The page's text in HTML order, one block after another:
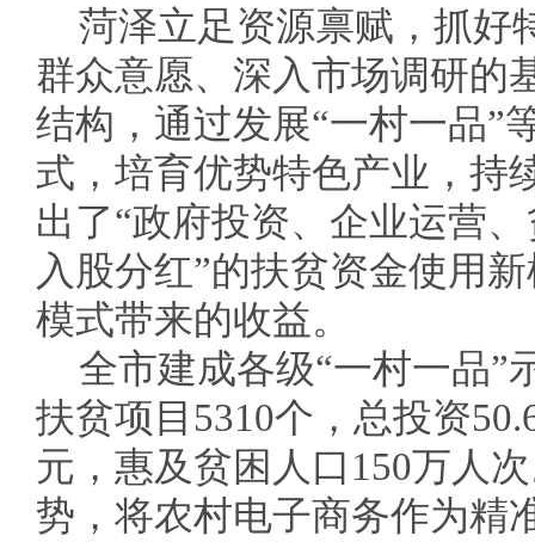
菏泽立足资源禀赋，抓好
群众意愿、深入市场调研的
结构，通过发展“一村一品”
式，培育优势特色产业，持
出了“政府投资、企业运营
入股分红”的扶贫资金使用
模式带来的收益。
全市建成各级“一村一品”
扶贫项目5310个，总投资
元，惠及贫困人口150万人
势，将农村电子商务作为精